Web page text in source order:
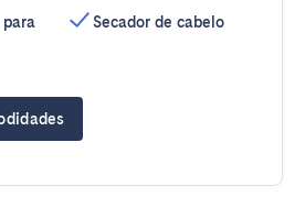
Secador de cabelo